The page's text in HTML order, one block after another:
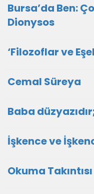
Bursa’da Ben:
Dionysos
‘Filozoflar ve
Cemal Süreya
Baba
İşkence ve
Okuma Takıntısı